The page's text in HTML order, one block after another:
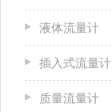
液体流量计
插入式流量计
质量流量计